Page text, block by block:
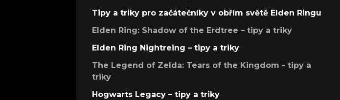
Tipy a triky pro začátečníky v obřím světě Elden Ringu
Elden Ring: Shadow of the Erdtree – tipy a triky
Elden Ring Nightreing – tipy a triky
The Legend of Zelda: Tears of the Kingdom - tipy a
triky
Hogwarts Legacy – tipy a triky